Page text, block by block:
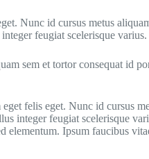
Nunc id cursus metus
feugiat scelerisque varius.
sem et tortor consequat id
felis eget. Nunc id cursus
integer feugiat scelerisque
Ipsum faucibus